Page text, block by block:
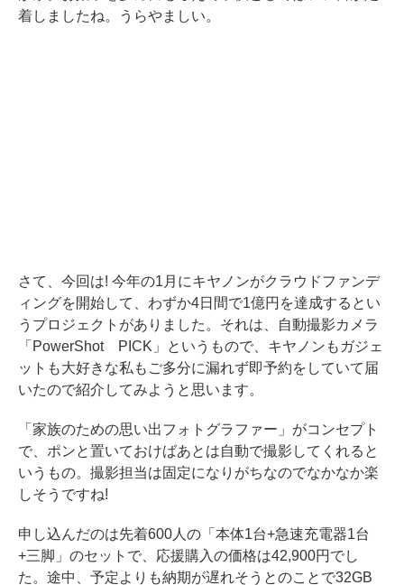
着しましたね。うらやましい。
さて、今回は! 今年の1月にキヤノンがクラウドファンデ
ィングを開始して、わずか4日間で1億円を達成するとい
うプロジェクトがありました。それは、自動撮影カメラ
「PowerShot PICK」というもので、キヤノンもガジェ
ットも大好きな私もご多分に漏れず即予約をしていて届
いたので紹介してみようと思います。
「家族のための思い出フォトグラファー」がコンセプト
で、ポンと置いておけばあとは自動で撮影してくれると
いうもの。撮影担当は固定になりがちなのでなかなか楽
しそうですね!
申し込んだのは先着600人の「本体1台+急速充電器1台
+三脚」のセットで、応援購入の価格は42,900円でし
た。途中、予定よりも納期が遅れそうとのことで32GB